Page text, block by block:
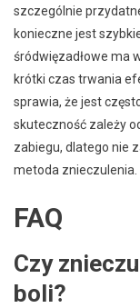
szczególnie
konieczne jest
śródwięzadłowe ma
krótki czas trwania
sprawia, że jest
skuteczność zależy
zabiegu, dlatego nie
metoda znieczulenia.
FAQ
Czy
boli?